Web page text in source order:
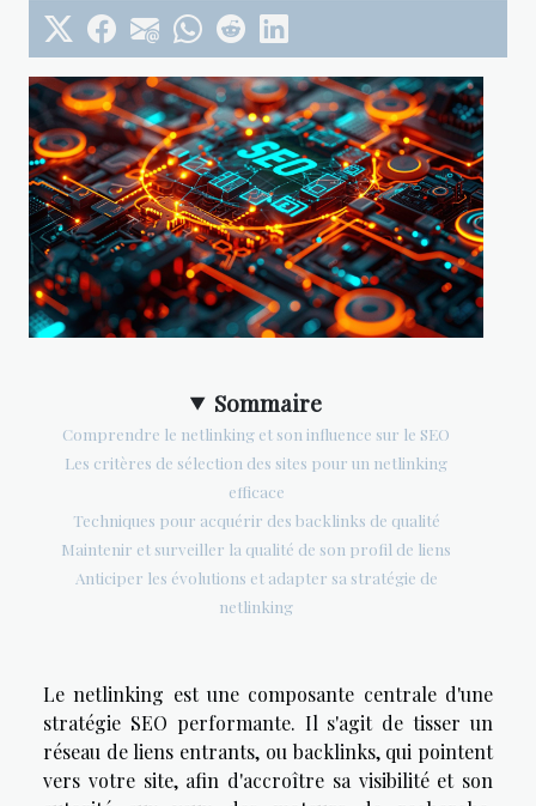
Sommaire
Comprendre le netlinking et son influence sur le SEO
Les critères de sélection des sites pour un netlinking
efficace
Techniques pour acquérir des backlinks de qualité
Maintenir et surveiller la qualité de son profil de liens
Anticiper les évolutions et adapter sa stratégie de
netlinking
Le netlinking est une composante centrale d'une
stratégie SEO performante. Il s'agit de tisser un
réseau de liens entrants, ou backlinks, qui pointent
vers votre site, afin d'accroître sa visibilité et son